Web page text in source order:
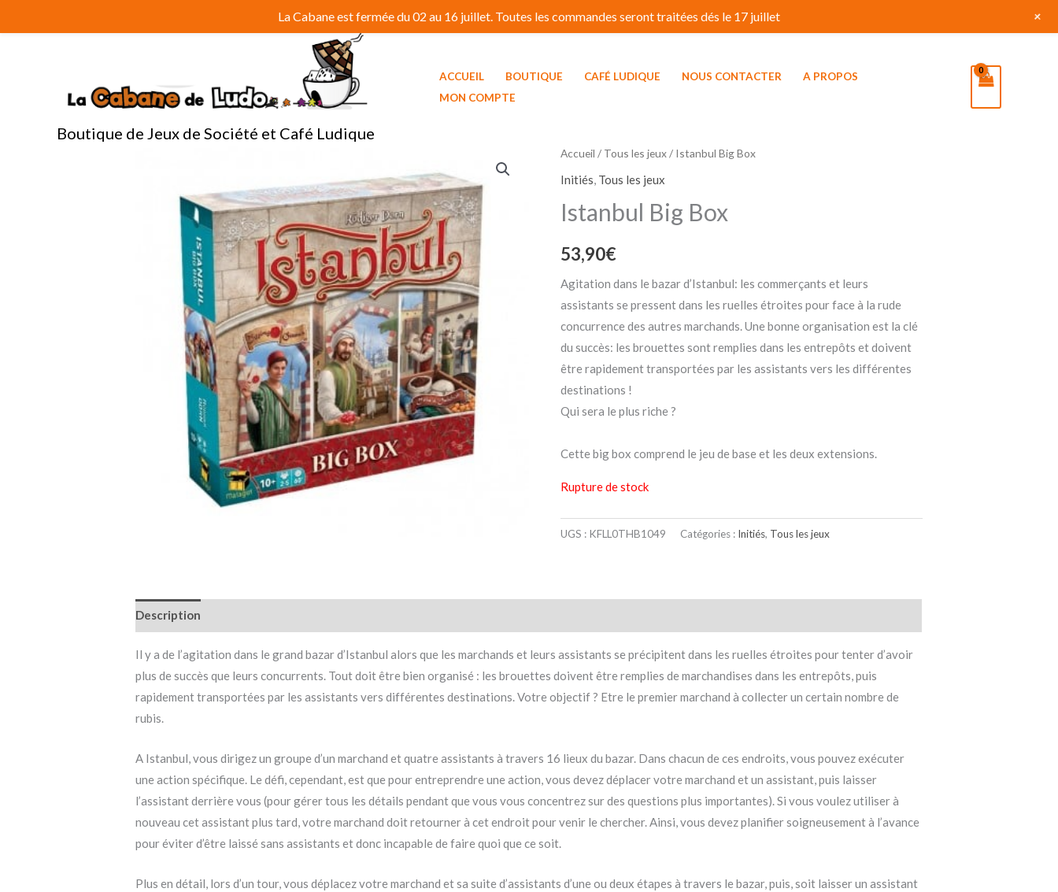
au
Boutique de Jeux de Société et Café Ludique
ACCUEIL BOUTIQUE CAFÉ LUDIQUE NOUS CONTACTER
A PROPOS
MON COMPTE
Accueil / Tous les jeux/ Istanbul Big Box
Initiés, Tous les jeux
Istanbul Big Box
53,90€
Agitation dans le bazar d’Istanbul: les commerçants et leurs
assistants se pressent dans les ruelles étroites pour face à la rude
concurrence des autres marchands. Une bonne organisation est la clé
du succès: les brouettes sont remplies dans les entrepôts et doivent
être rapidement transportées par les assistants vers les différentes
destinations !
Qui sera le plus riche ?
Cette big box comprend le jeu de base et les deux extensions.
Rupture de stock
UGS : KFLL0THB1049 Catégories : Initiés, Tous les jeux
Description
Il y a de l’agitation dans le grand bazar d’Istanbul alors que les marchands et leurs assistants se précipitent dans les ruelles étroites pour tenter d’avoir
plus de succès que leurs concurrents. Tout doit être bien organisé : les brouettes doivent être remplies de marchandises dans les entrepôts, puis
rapidement transportées par les assistants vers différentes destinations. Votre objectif ? Etre le premier marchand à collecter un certain nombre de
rubis.
A Istanbul, vous dirigez un groupe d’un marchand et quatre assistants à travers 16 lieux du bazar. Dans chacun de ces endroits, vous pouvez exécuter
une action spécifique. Le défi, cependant, est que pour entreprendre une action, vous devez déplacer votre marchand et un assistant, puis laisser
l’assistant derrière vous (pour gérer tous les détails pendant que vous vous concentrez sur des questions plus importantes). Si vous voulez utiliser à
nouveau cet assistant plus tard, votre marchand doit retourner à cet endroit pour venir le chercher. Ainsi, vous devez planifier soigneusement à l’avance
pour éviter d’être laissé sans assistants et donc incapable de faire quoi que ce soit.
Plus en détail, lors d’un tour, vous déplacez votre marchand et sa suite d’assistants d’une ou deux étapes à travers le bazar, puis, soit laisser un assistant
La Cabane est fermée du 02 au 16 juillet. Toutes les commandes seront traitées dés le 17 juillet +